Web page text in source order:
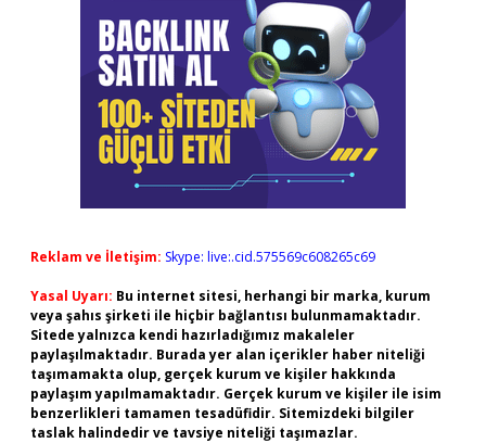
Reklam ve İletişim: Skype: live:.cid.575569c608265c69
Yasal Uyarı: Bu internet sitesi, herhangi bir marka, kurum
veya şahıs şirketi ile hiçbir bağlantısı bulunmamaktadır.
Sitede yalnızca kendi hazırladığımız makaleler
paylaşılmaktadır. Burada yer alan içerikler haber niteliği
taşımamakta olup, gerçek kurum ve kişiler hakkında
paylaşım yapılmamaktadır. Gerçek kurum ve kişiler ile isim
benzerlikleri tamamen tesadüfidir. Sitemizdeki bilgiler
taslak halindedir ve tavsiye niteliği taşımazlar.